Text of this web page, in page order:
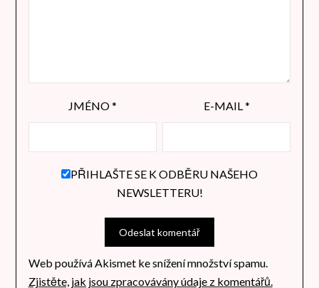
JMÉNO* E-MAIL *
PŘIHLAŠTE SE K ODBĚRU NAŠEHO
NEWSLETTERU!
Web používá Akismet ke snížení množství spamu.
Zjistěte, jak jsou zpracovávány údaje z komentářů.